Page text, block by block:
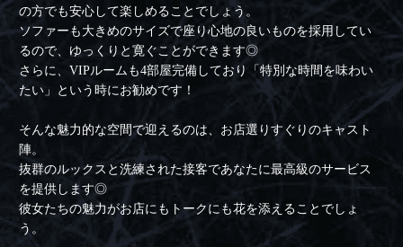
の方でも安心して楽しめることでしょう。
ソファーも大きめのサイズで座り心地の良いものを採用してい
るので、ゆっくりと寛ぐことができます◎
さらに、VIPルームも4部屋完備しており「特別な時間を味わい
たい」という時にお勧めです！
そんな魅力的な空間で迎えるのは、お店選りすぐりのキャスト
陣。
抜群のルックスと洗練された接客であなたに最高級のサービス
を提供します◎
彼女たちの魅力がお店にもトークにも花を添えることでしょ
う。